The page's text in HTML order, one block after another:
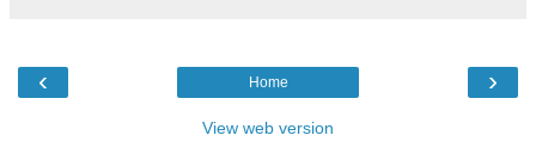
‹ ›
Home
View web version